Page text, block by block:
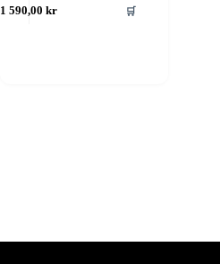
1 590,00kr 🛒